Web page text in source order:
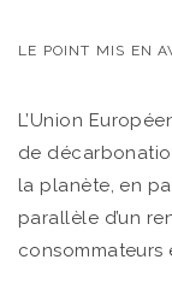
LE POINT MIS EN
L’Union
de
la planète, en
parallèle d’un
consommateurs